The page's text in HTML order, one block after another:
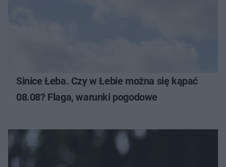
Sinice Łeba. Czy w Łebie można się kąpać
08.08? Flaga, warunki pogodowe